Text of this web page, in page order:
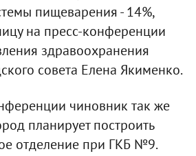
пищеварения - 14%,
на пресс-конференции
здравоохранения
совета Елена Якименко.
чиновник так же
планирует построить
отделение при ГКБ №9.